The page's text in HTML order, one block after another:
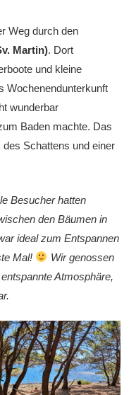
Weg durch den
Martin). Dort
und kleine
Wochenendunterkunft
wunderbar
Baden machte. Das
Schattens und einer
Besucher hatten
den Bäumen in
ideal zum Entspannen
Mal!
Wir genossen
Atmosphäre,